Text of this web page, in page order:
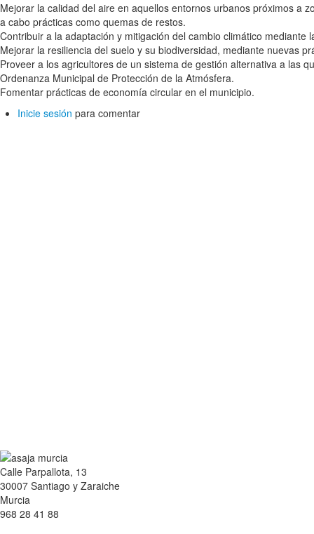
Mejorar la calidad del aire en aquellos entornos urbanos próximos a
a cabo prácticas como quemas de restos.
Contribuir a la adaptación y mitigación del cambio climático mediante
Mejorar la resiliencia del suelo y su biodiversidad, mediante nuevas
Proveer a los agricultores de un sistema de gestión alternativa a las
Ordenanza Municipal de Protección de la Atmósfera.
Fomentar prácticas de economía circular en el municipio.
Inicie sesión para comentar
Calle Parpallota, 13
30007 Santiago y Zaraiche
Murcia
968 28 41 88